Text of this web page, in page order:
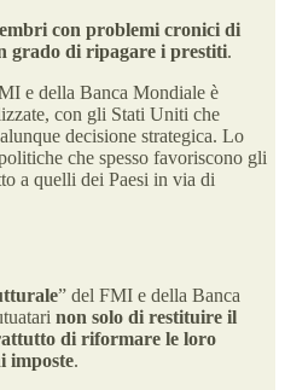
con problemi cronici di
grado di ripagare i prestiti.
e della Banca Mondiale è
con gli Stati Uniti che
decisione strategica. Lo
che spesso favoriscono gli
a quelli dei Paesi in via di
” del FMI e della Banca
non solo di restituire il
di riformare le loro
imposte.